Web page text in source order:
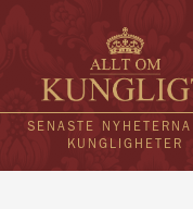
SENASTE
KUNGLIGHETER